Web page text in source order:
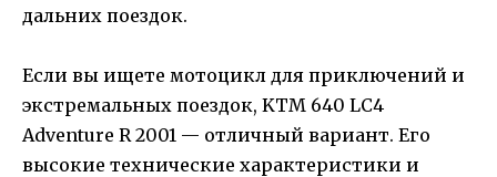
дальних поездок.
Если вы ищете мотоцикл для приключений и
экстремальных поездок, KTM 640 LC4
Adventure R 2001 — отличный вариант. Его
высокие технические характеристики и